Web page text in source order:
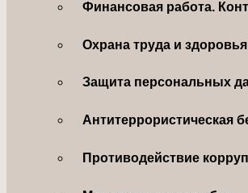
Финансовая работа.
Охрана труда и здоровья
Защита персональных
Антитеррористическая
Противодействие